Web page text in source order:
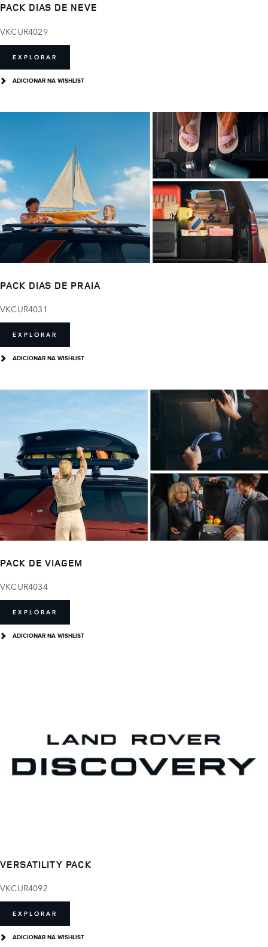
PACK DIAS DE NEVE
VKCUR4029
EXPLORAR
ADICIONAR NA WISHLIST
PACK DIAS DE PRAIA
VKCUR4031
EXPLORAR
ADICIONAR NA WISHLIST
PACK DE VIAGEM
VKCUR4034
EXPLORAR
ADICIONAR NA WISHLIST
VERSATILITY PACK
VKCUR4092
EXPLORAR
ADICIONAR NA WISHLIST